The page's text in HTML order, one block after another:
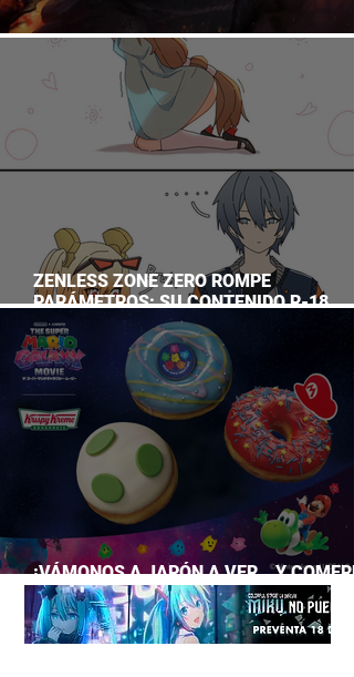
DUNGEONS & DRAGONS ¿TE ATREVES?
ZENLESS ZONE ZERO ROMPE
PARÁMETROS: SU CONTENIDO R-18
SUPERA A CASI TODO EL GACHA
¡VÁMONOS A JAPÓN A VER… Y
LA PELÍCULA DE MARIO GALAXY!